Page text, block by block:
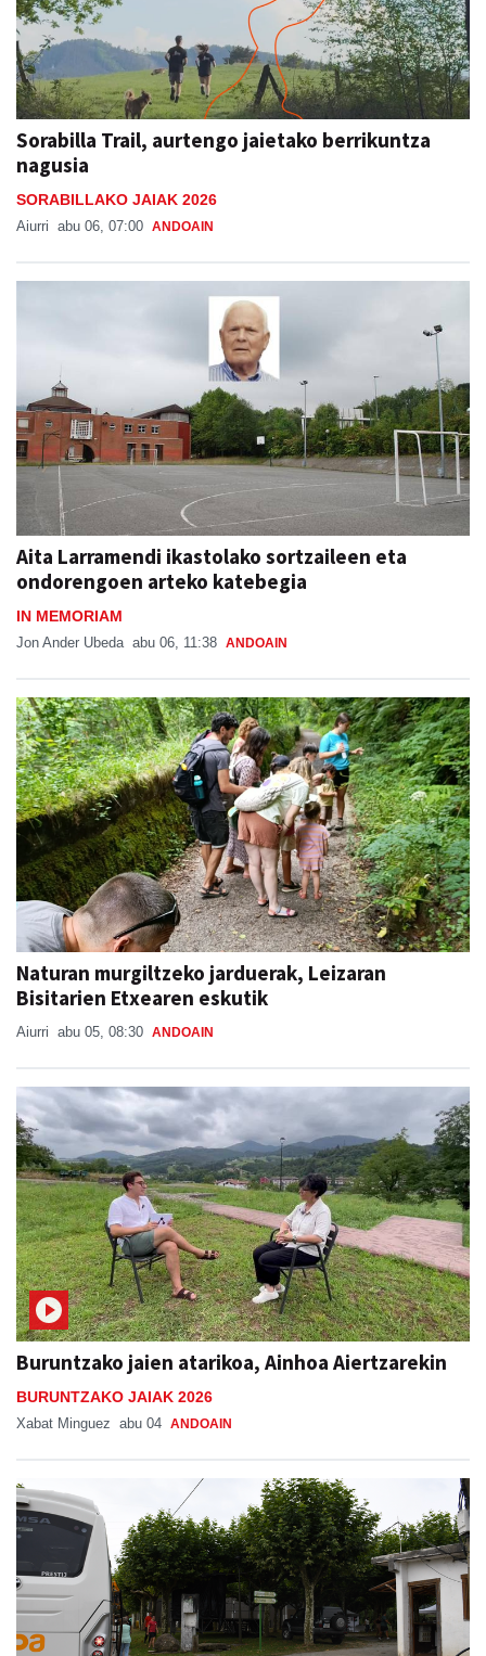
Sorabilla Trail, aurtengo jaietako berrikuntza
nagusia
SORABILLAKO JAIAK 2026
Aiurri abu 06, 07:00 ANDOAIN
Aita Larramendi ikastolako sortzaileen eta
ondorengoen arteko katebegia
IN MEMORIAM
Jon Ander Ubeda abu 06, 11:38 ANDOAIN
Naturan murgiltzeko jarduerak, Leizaran
Bisitarien Etxearen eskutik
Aiurri abu 05, 08:30 ANDOAIN
Buruntzako jaien atarikoa, Ainhoa Aiertzarekin
BURUNTZAKO JAIAK 2026
Xabat Minguez abu 04 ANDOAIN